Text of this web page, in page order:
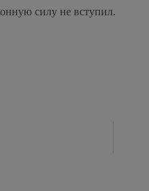
силу не вступил.